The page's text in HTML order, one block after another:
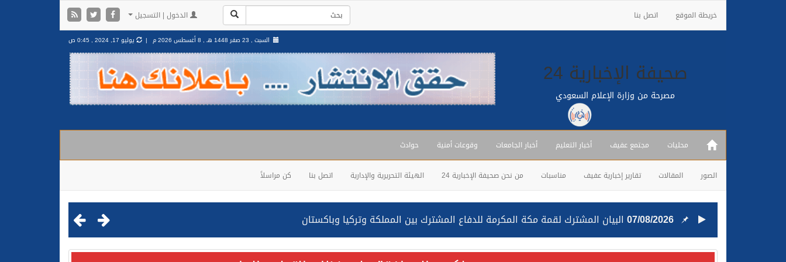
خريطة الموقع اتصل بنا الدخول | التسجيل
صحيفة الإخبارية 24
مصرحة من وزارة الإعلام السعودي
السبت , 23 صفر 1448 هـ , 8 أغسطس 2026 م | يوليو 17, 2024 , 0:45 ص
محليات مجتمع عفيف أخبار التعليم أخبار الجامعات وقوعات أمنية حوادث
الصور المقالات تقارير إخبارية عفيف مناسبات من نحن صحيفة الإخبارية 24 الهيئة التحريرية والإدارية اتصل بنا كن مراسلاً
25/07/2026 قيادة القوات المشتركة للتحالف: نفذنا عملية رد عسكري متناسبة لأهداف عسكرية مشروعة تابعة للمليشيا الحوثية الإرهابية في محافظة الحديدة
24/07/2026مصدر مسؤول بالهيئة العامة للنقل: استهداف السفينة السعودية NCC MASA خلال إبحارها في البحر الأحمر نتج عنه إصابة طفيفة في بدنها